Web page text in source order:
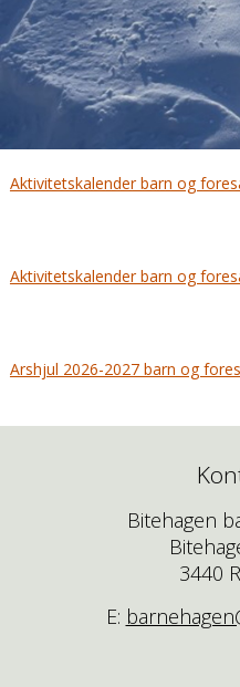
Aktivitetskalender barn og
Aktivitetskalender barn og
Arshjul 2026-2027 barn og
Bitehagen
3440
E: